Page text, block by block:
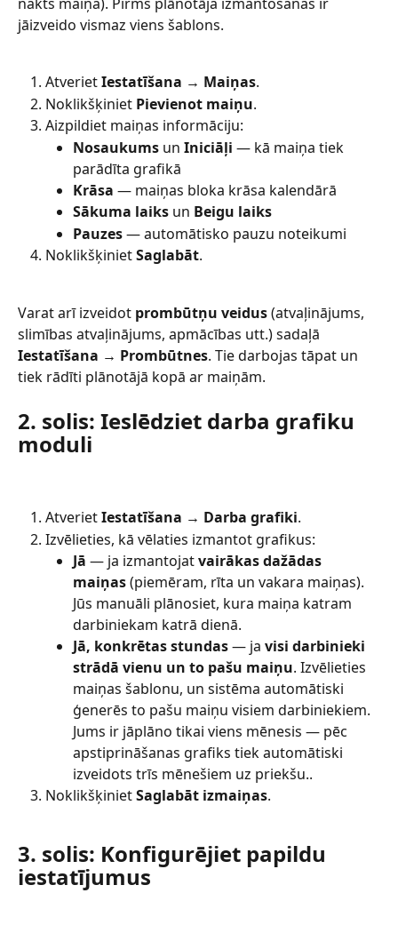
jāizveido vismaz viens šablons.
Atveriet Iestatīšana → Maiņas.
Noklikšķiniet Pievienot maiņu.
Aizpildiet maiņas informāciju:
Nosaukums un Iniciāļi — kā maiņa tiek
parādīta grafikā
Krāsa — maiņas bloka krāsa kalendārā
Sākuma laiks un Beigu laiks
Pauzes — automātisko pauzu noteikumi
Noklikšķiniet Saglabāt.
Varat arī izveidot prombūtņu veidus (atvaļinājums,
slimības atvaļinājums, apmācības utt.) sadaļā
Iestatīšana → Prombūtnes. Tie darbojas tāpat un
tiek rādīti plānotājā kopā ar maiņām.
2. solis: Ieslēdziet darba grafiku
moduli
Atveriet Iestatīšana → Darba grafiki.
Izvēlieties, kā vēlaties izmantot grafikus:
Jā — ja izmantojat vairākas dažādas
maiņas (piemēram, rīta un vakara maiņas).
Jūs manuāli plānosiet, kura maiņa katram
darbiniekam katrā dienā.
Jā, konkrētas stundas — ja visi darbinieki
strādā vienu un to pašu maiņu. Izvēlieties
maiņas šablonu, un sistēma automātiski
ģenerēs to pašu maiņu visiem darbiniekiem.
Jums ir jāplāno tikai viens mēnesis — pēc
apstiprināšanas grafiks tiek automātiski
izveidots trīs mēnešiem uz priekšu..
Noklikšķiniet Saglabāt izmaiņas.
3. solis: Konfigurējiet papildu
iestatījumus